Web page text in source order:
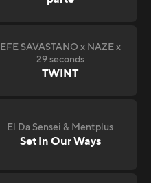
EFE SAVASTANO x NAZE x
29 seconds
TWINT
El Da Sensei & Mentplus
Set In Our Ways